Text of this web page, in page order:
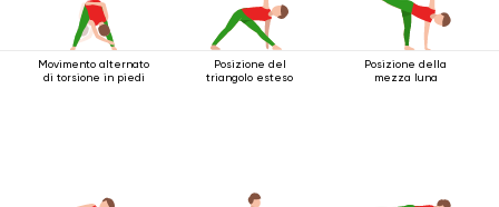
Movimento alternato
di torsione in piedi
Posizione del
triangolo esteso
Posizione della
mezza luna